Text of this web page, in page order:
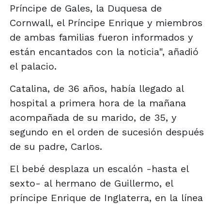
Príncipe de Gales, la Duquesa de
Cornwall, el Príncipe Enrique y miembros
de ambas familias fueron informados y
están encantados con la noticia", añadió
el palacio.
Catalina, de 36 años, había llegado al
hospital a primera hora de la mañana
acompañada de su marido, de 35, y
segundo en el orden de sucesión después
de su padre, Carlos.
El bebé desplaza un escalón -hasta el
sexto- al hermano de Guillermo, el
príncipe Enrique de Inglaterra, en la línea